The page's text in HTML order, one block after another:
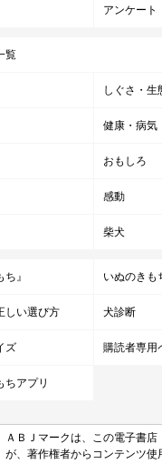
やんちゃさと素
る毎日
アンケート
覧
しぐさ・生
健康・病気
おもしろ
感動
柴犬
』 いぬのきも
しい選び方 犬診断
ズ 購読者専用
ちアプリ
ＡＢＪマークは、この電子書
が、著作権者からコンテンツ